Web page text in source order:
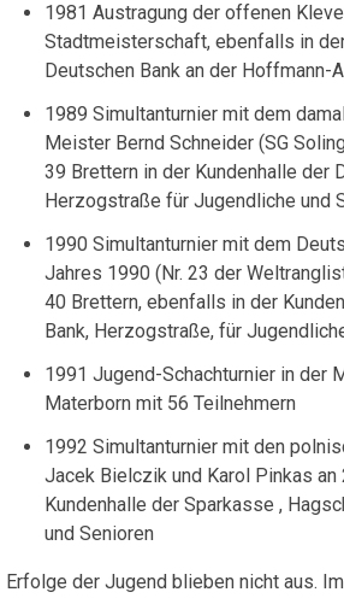
1981 Austragung der offenen
Stadtmeisterschaft, ebenfalls in
Deutschen Bank an der Hoffmann-
1989 Simultanturnier mit dem
Meister Bernd Schneider (SG
39 Brettern in der Kundenhalle der
Herzogstraße für Jugendliche und
1990 Simultanturnier mit dem
Jahres 1990 (Nr. 23 der
40 Brettern, ebenfalls in der
Bank, Herzogstraße, für
1991 Jugend-Schachturnier in der
Materborn mit 56 Teilnehmern
1992 Simultanturnier mit den
Jacek Bielczik und Karol Pinkas an
Kundenhalle der Sparkasse ,
und Senioren
Erfolge der Jugend blieben nicht aus.